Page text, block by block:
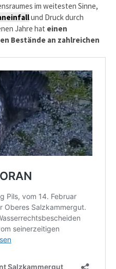
im weitesten Sinne,
und Druck durch
Jahre hat einen
Bestände an zahlreichen